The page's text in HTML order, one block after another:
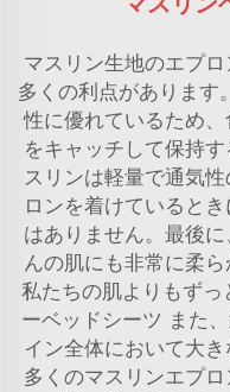
マスリン生地のエプ
多くの利点があります
性に優れているため
をキャッチして保持
スリンは軽量で通気
ロンを着けていると
はありません。最後
んの肌にも非常に柔
私たちの肌よりもずっ
ーベッドシーツ また
イン全体において大き
多くのマスリンエプ